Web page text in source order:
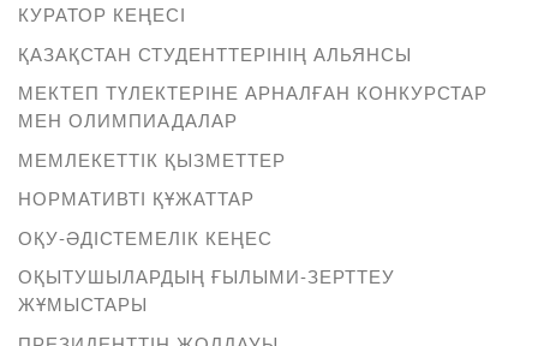
КУРАТОР КЕҢЕСІ
ҚАЗАҚСТАН СТУДЕНТТЕРІНІҢ АЛЬЯНСЫ
МЕКТЕП ТҮЛЕКТЕРІНЕ АРНАЛҒАН КОНКУРСТАР
МЕН ОЛИМПИАДАЛАР
МЕМЛЕКЕТТІК ҚЫЗМЕТТЕР
НОРМАТИВТІ ҚҰЖАТТАР
ОҚУ-ӘДІСТЕМЕЛІК КЕҢЕС
ОҚЫТУШЫЛАРДЫҢ ҒЫЛЫМИ-ЗЕРТТЕУ
ЖҰМЫСТАРЫ